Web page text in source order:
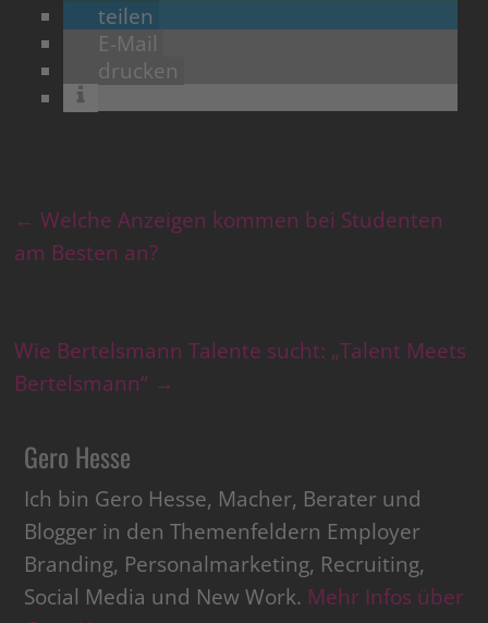
teilen
E-Mail
drucken
← Welche Anzeigen kommen bei Studenten
am Besten an?
Wie Bertelsmann Talente sucht: „Talent Meets
Bertelsmann“ →
Gero Hesse
Ich bin Gero Hesse, Macher, Berater und
Blogger in den Themenfeldern Employer
Branding, Personalmarketing, Recruiting,
Social Media und New Work. Mehr Infos über